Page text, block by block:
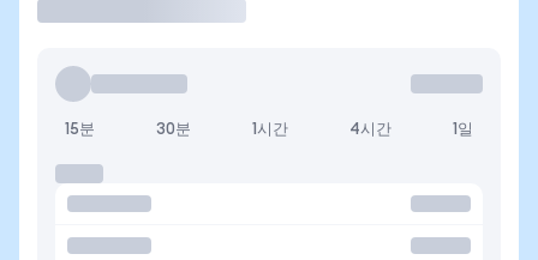
15분 30분 1시간 4시간 1일